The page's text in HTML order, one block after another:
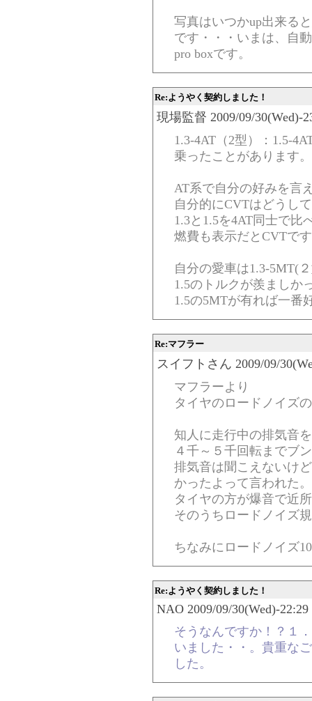
写真はいつかup出来る
です・・・いまは、自
pro boxです。
Re:ようやく契約しました！
現場監督 2009/09/30(Wed)-
1.3-4AT（2型）：1.5-
乗ったことがあります。
AT系で自分の好みを言
自分的にCVTはどうし
1.3と1.5を4AT同士で比
燃費も表示だとCVTで
自分の愛車は1.3-5MT(
1.5のトルクが羨ましか
1.5の5MTが有れば一番
Re:マフラー
スイフトさん 2009/09/
マフラーより
タイヤのロードノイズ
知人に走行中の排気音
４千～５千回転までブ
排気音は聞こえないけ
かったよって言われた。
タイヤの方が爆音で近
そのうちロードノイズ
ちなみにロードノイズ
Re:ようやく契約しました！
NAO 2009/09/30(Wed)-
そうなんですか！？１
いました・・。貴重な
した。